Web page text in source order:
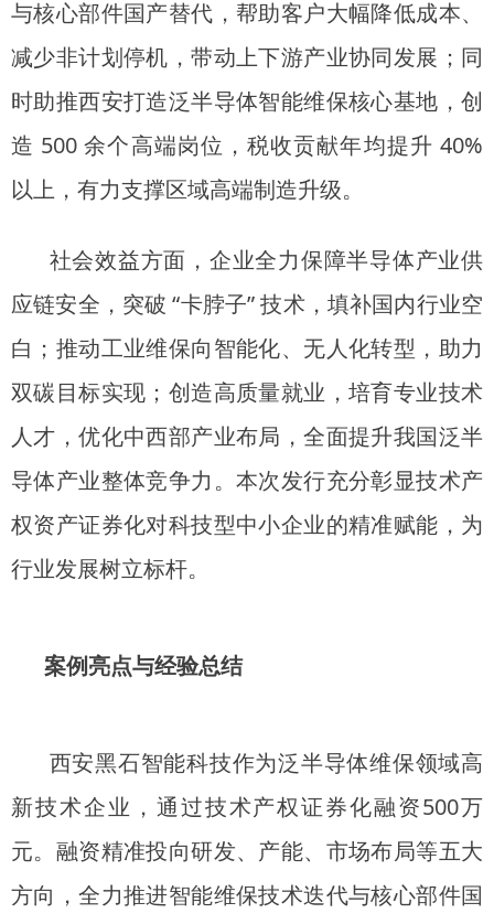
与核心部件国产替代，帮助客户大幅降低成本、
减少非计划停机，带动上下游产业协同发展；同
时助推西安打造泛半导体智能维保核心基地，创
造 500 余个高端岗位，税收贡献年均提升 40%
以上，有力支撑区域高端制造升级。
社会效益方面，企业全力保障半导体产业供
应链安全，突破 “卡脖子” 技术，填补国内行业空
白；推动工业维保向智能化、无人化转型，助力
双碳目标实现；创造高质量就业，培育专业技术
人才，优化中西部产业布局，全面提升我国泛半
导体产业整体竞争力。本次发行充分彰显技术产
权资产证券化对科技型中小企业的精准赋能，为
行业发展树立标杆。
案例亮点与经验总结
西安黑石智能科技作为泛半导体维保领域高
新技术企业，通过技术产权证券化融资500万
元。融资精准投向研发、产能、市场布局等五大
方向，全力推进智能维保技术迭代与核心部件国